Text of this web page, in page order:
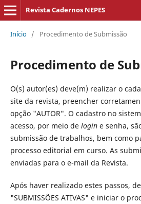
Revista Cadernos NEPES
Início / Procedimento de Submissão
Procedimento de
O(s) autor(es) deve(m) realizar o
site da revista, preencher
opção "AUTOR". O cadastro no
acesso, por meio de logine senha,
submissão de trabalhos, bem como
processo editorial em curso. As
enviadas para o e-mail da Revista.
Após haver realizado estes passos,
"SUBMISSÕES ATIVAS" e iniciar o